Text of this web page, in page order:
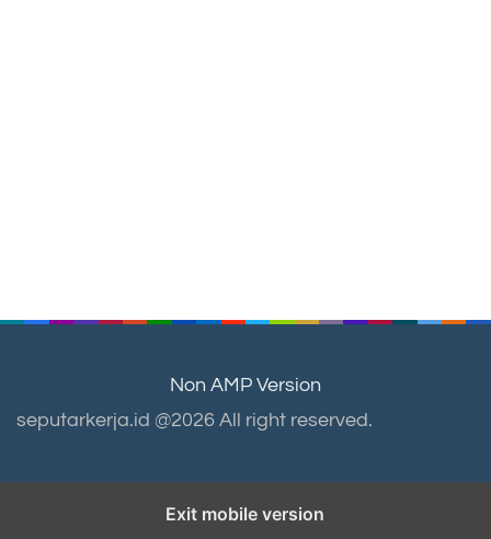
Non AMP Version
seputarkerja.id @2026 All right reserved.
Exit mobile version